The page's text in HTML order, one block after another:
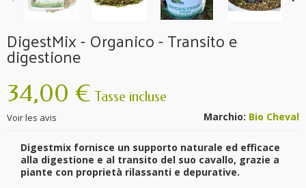
DigestMix - Organico - Transito e
digestione
Marchio: Bio Cheval
34,00 € Tasse incluse
Voir les avis
Digestmix fornisce un supporto naturale ed efficace
alla digestione e al transito del suo cavallo, grazie a
piante con proprietà rilassanti e depurative.